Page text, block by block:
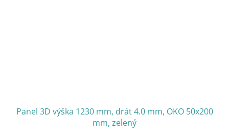
Panel 3D výška 1230 mm, drát 4.0 mm, OKO 50x200
mm, zelený